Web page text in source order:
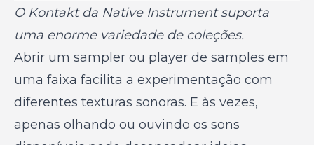
O Kontakt da Native Instrument suporta
uma enorme variedade de coleções.
Abrir um sampler ou player de samples em
uma faixa facilita a experimentação com
diferentes texturas sonoras. E às vezes,
apenas olhando ou ouvindo os sons